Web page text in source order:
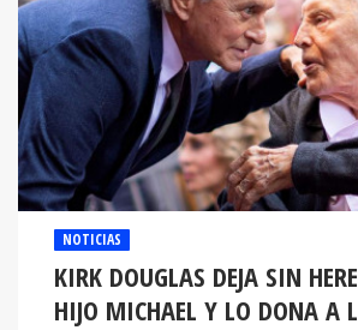
NOTICIAS
KIRK DOUGLAS DEJA SIN
HIJO MICHAEL Y LO DONA A